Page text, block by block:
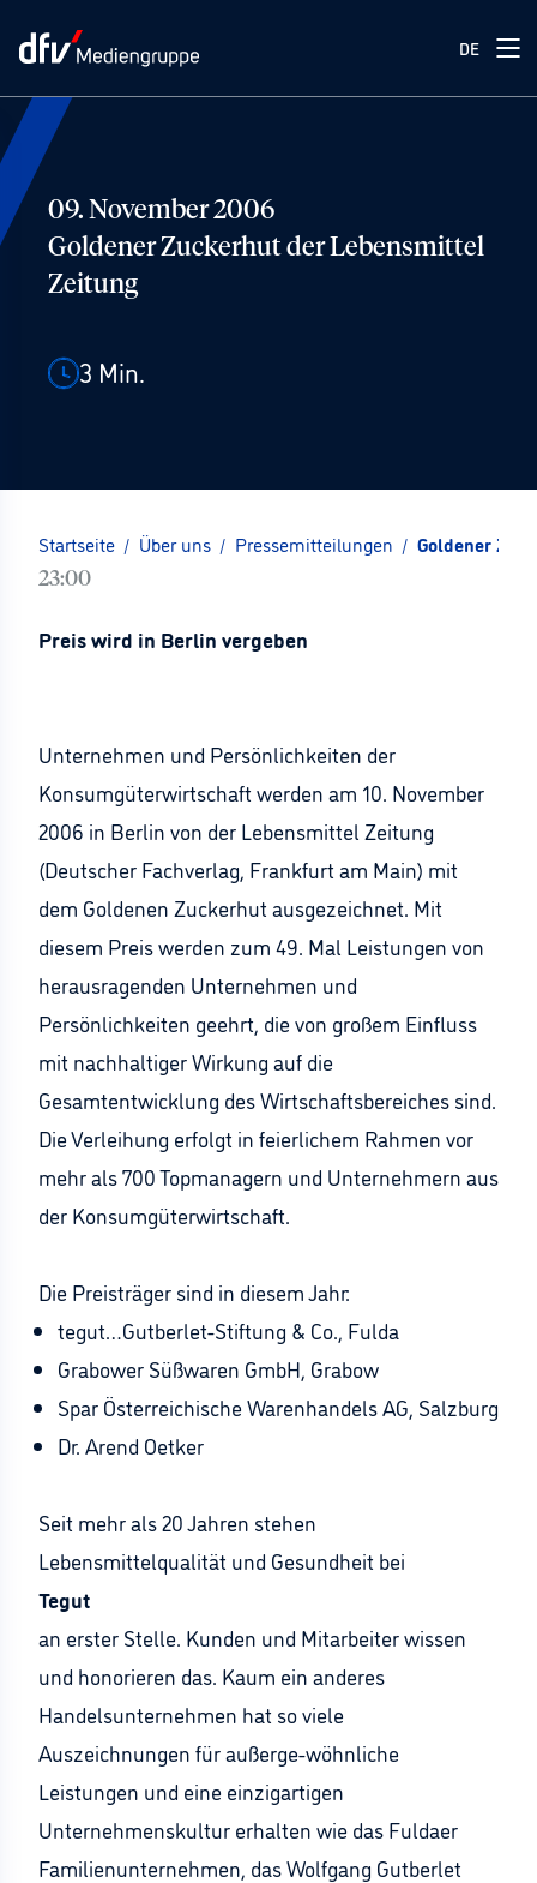
DE
09. November 2006
Goldener Zuckerhut der Lebensmittel
Zeitung
3 Min.
Startseite / Über uns / Pressemitteilungen / Goldener
23:00
Preis wird in Berlin vergeben
Unternehmen und Persönlichkeiten der
Konsumgüterwirtschaft werden am 10. November
2006 in Berlin von der Lebensmittel Zeitung
(Deutscher Fachverlag, Frankfurt am Main) mit
dem Goldenen Zuckerhut ausgezeichnet. Mit
diesem Preis werden zum 49. Mal Leistungen von
herausragenden Unternehmen und
Persönlichkeiten geehrt, die von großem Einfluss
mit nachhaltiger Wirkung auf die
Gesamtentwicklung des Wirtschaftsbereiches sind.
Die Verleihung erfolgt in feierlichem Rahmen vor
mehr als 700 Topmanagern und Unternehmern aus
der Konsumgüterwirtschaft.
Die Preisträger sind in diesem Jahr:
tegut…Gutberlet-Stiftung & Co., Fulda
Grabower Süßwaren GmbH, Grabow
Spar Österreichische Warenhandels AG, Salzburg
Dr. Arend Oetker
Seit mehr als 20 Jahren stehen
Lebensmittelqualität und Gesundheit bei
Tegut
an erster Stelle. Kunden und Mitarbeiter wissen
und honorieren das. Kaum ein anderes
Handelsunternehmen hat so viele
Auszeichnungen für außerge-wöhnliche
Leistungen und eine einzigartigen
Unternehmenskultur erhalten wie das Fuldaer
Familienunternehmen, das Wolfgang Gutberlet